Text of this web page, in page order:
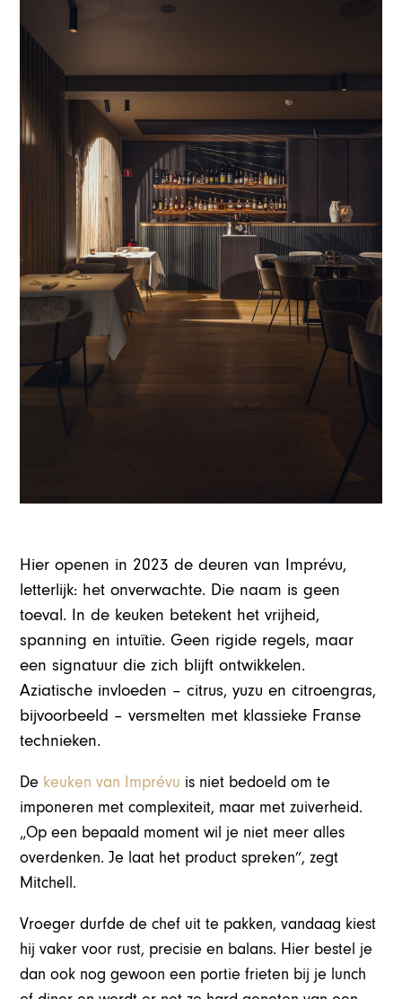
Hier openen in 2023 de deuren van Imprévu,
letterlijk: het onverwachte. Die naam is geen
toeval. In de keuken betekent het vrijheid,
spanning en intuïtie. Geen rigide regels, maar
een signatuur die zich blijft ontwikkelen.
Aziatische invloeden – citrus, yuzu en citroengras,
bijvoorbeeld – versmelten met klassieke Franse
technieken.
De keuken van Imprévu is niet bedoeld om te
imponeren met complexiteit, maar met zuiverheid.
„Op een bepaald moment wil je niet meer alles
overdenken. Je laat het product spreken”, zegt
Mitchell.
Vroeger durfde de chef uit te pakken, vandaag kiest
hij vaker voor rust, precisie en balans. Hier bestel je
dan ook nog gewoon een portie frieten bij je lunch